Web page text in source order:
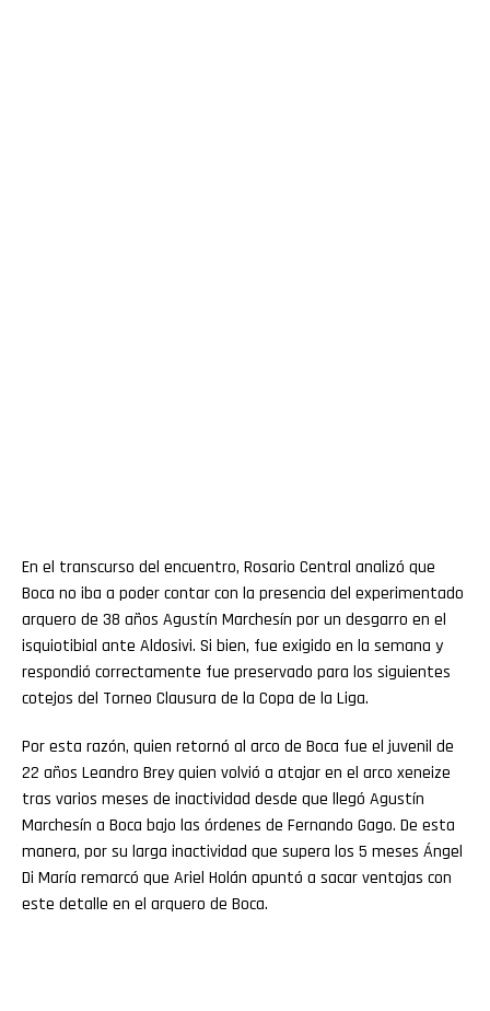
En el transcurso del encuentro, Rosario Central analizó que
Boca no iba a poder contar con la presencia del experimentado
arquero de 38 años Agustín Marchesín por un desgarro en el
isquiotibial ante Aldosivi. Si bien, fue exigido en la semana y
respondió correctamente fue preservado para los siguientes
cotejos del Torneo Clausura de la Copa de la Liga.
Por esta razón, quien retornó al arco de Boca fue el juvenil de
22 años Leandro Brey quien volvió a atajar en el arco xeneize
tras varios meses de inactividad desde que llegó Agustín
Marchesín a Boca bajo las órdenes de Fernando Gago. De esta
manera, por su larga inactividad que supera los 5 meses Ángel
Di María remarcó que Ariel Holán apuntó a sacar ventajas con
este detalle en el arquero de Boca.